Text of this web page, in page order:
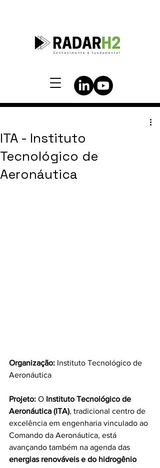
ITA - Instituto
Tecnológico de
Aeronáutica
Organização: Instituto Tecnológico de
Aeronáutica
Projeto: O Instituto Tecnológico de
Aeronáutica (ITA), tradicional centro de
excelência em engenharia vinculado ao
Comando da Aeronáutica, está
avançando também na agenda das
energias renováveis e do hidrogênio